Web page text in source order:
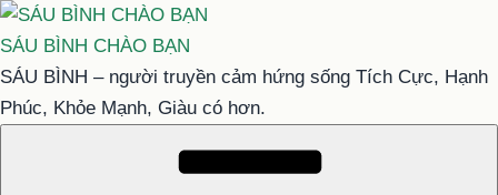
Chuyển
đến
phần
nội
SÁU BÌNH CHÀO BẠN
SÁU BÌNH – người truyền cảm hứng sống Tích Cực, Hạnh
Phúc, Khỏe Mạnh, Giàu có hơn.